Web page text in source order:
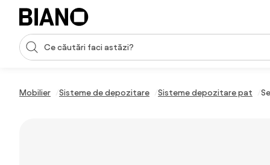
Sari peste navigare, accesează conținutul
Introducerea căutării
Mobilier Sisteme de depozitare Sisteme depozitare pat